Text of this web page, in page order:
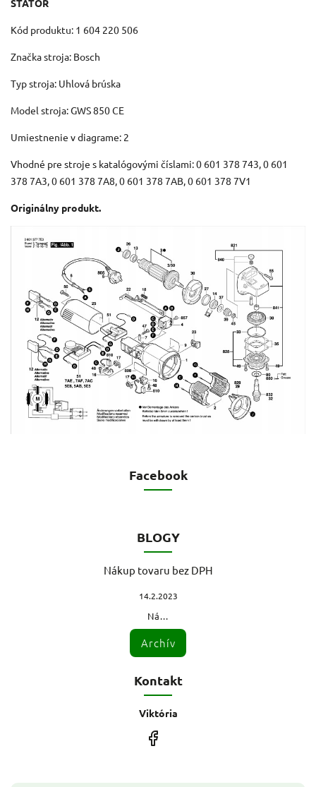
Kód produktu: 1 604 220 506
Značka stroja: Bosch
Typ stroja: Uhlová brúska
Model stroja: GWS 850 CE
Umiestnenie v diagrame: 2
Vhodné pre stroje s katalógovými číslami: 0 601 378 743, 0 601
378 7A3, 0 601 378 7A8, 0 601 378 7AB, 0 601 378 7V1
Originálny produkt.
Facebook
BLOGY
Nákup tovaru bez DPH
14.2.2023
Ná...
Archív
Kontakt
Viktória